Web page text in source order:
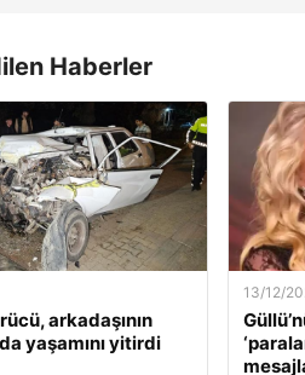
Haberler
arkadaşının
yaşamını yitirdi
13/12/